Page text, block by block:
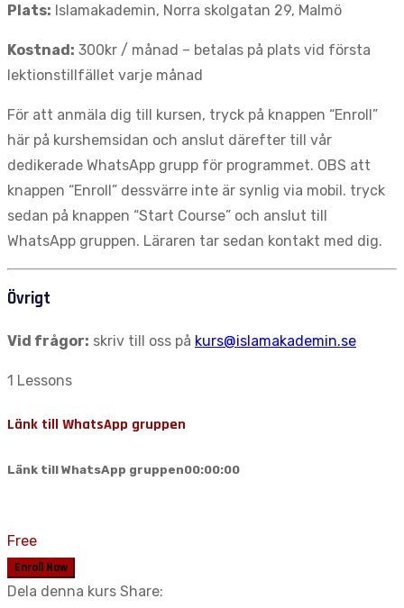
Plats: Islamakademin, Norra skolgatan 29, Malmö
Kostnad: 300kr / månad – betalas på plats vid första
lektionstillfället varje månad
För att anmäla dig till kursen, tryck på knappen “Enroll”
här på kurshemsidan och anslut därefter till vår
dedikerade WhatsApp grupp för programmet. OBS att
knappen “Enroll” dessvärre inte är synlig via mobil. tryck
sedan på knappen “Start Course” och anslut till
WhatsApp gruppen. Läraren tar sedan kontakt med dig.
Övrigt
Vid frågor: skriv till oss på kurs@islamakademin.se
1 Lessons
Länk till WhatsApp gruppen
Länk till WhatsApp gruppen00:00:00
Free
Enroll Now
Dela denna kurs Share: